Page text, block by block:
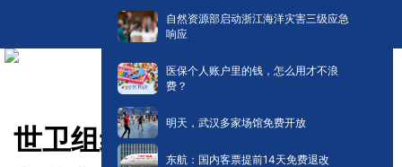
自然资源部启动浙江海洋灾害三级应急
响应
医保个人账户里的钱，怎么用才不浪
费？
明天，武汉多家场馆免费开放
东航：国内客票提前14天免费退改
世卫组织宣布与邮轮相关的汉